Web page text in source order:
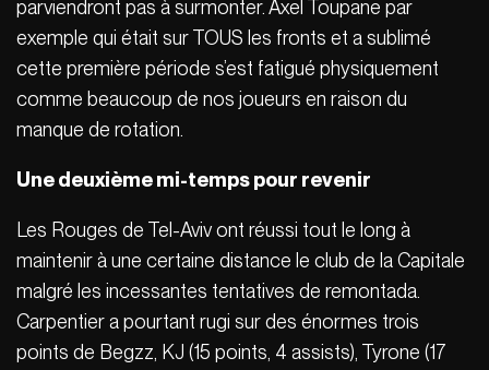
parviendront pas à surmonter. Axel Toupane par
exemple qui était sur TOUS les fronts et a sublimé
cette première période s’est fatigué physiquement
comme beaucoup de nos joueurs en raison du
manque de rotation.
Une deuxième mi-temps pour revenir
Les Rouges de Tel-Aviv ont réussi tout le long à
maintenir à une certaine distance le club de la Capitale
malgré les incessantes tentatives de remontada.
Carpentier a pourtant rugi sur des énormes trois
points de Begzz, KJ (15 points, 4 assists), Tyrone (17